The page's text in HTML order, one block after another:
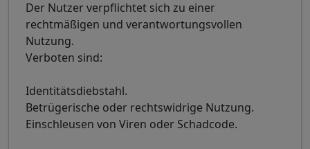
Der Nutzer verpflichtet sich zu einer
rechtmäßigen und verantwortungsvollen
Nutzung.
Verboten sind:
Identitätsdiebstahl.
Betrügerische oder rechtswidrige Nutzung.
Einschleusen von Viren oder Schadcode.